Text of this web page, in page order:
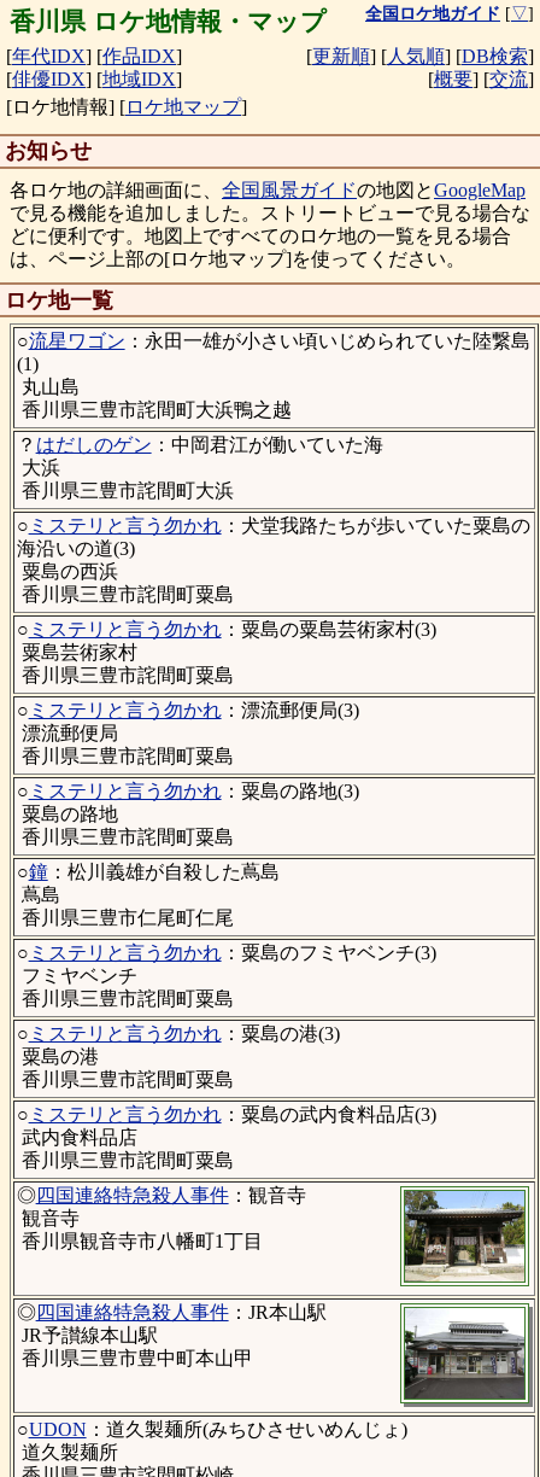
香川県 ロケ地情報・マップ 全国ロケ地ガイド [▽]
[年代IDX] [作品IDX]
[俳優IDX] [地域IDX]
[更新順] [人気順] [DB検索]
[概要] [交流]
[ロケ地情報] [ロケ地マップ]
お知らせ
各ロケ地の詳細画面に、 全国風景ガイドの地図とGoogleMap
で見る機能を追加しました。ストリートビューで見る場合な
どに便利です。地図上ですべてのロケ地の一覧を見る場合
は、ページ上部の[ロケ地マップ]を使ってください。
ロケ地一覧
○流星ワゴン ：永田一雄が小さい頃いじめられていた陸繋島
(1)
丸山島
香川県三豊市詫間町大浜鴨之越
？ はだしのゲン ：中岡君江が働いていた海
大浜
香川県三豊市詫間町大浜
○ ミステリと言う勿かれ：犬堂我路たちが歩いていた粟島の
海沿いの道(3)
粟島の西浜
香川県三豊市詫間町粟島
○ ミステリと言う勿かれ：粟島の粟島芸術家村(3)
粟島芸術家村
香川県三豊市詫間町粟島
○ ミステリと言う勿かれ：漂流郵便局(3)
漂流郵便局
香川県三豊市詫間町粟島
○ ミステリと言う勿かれ：粟島の路地(3)
粟島の路地
香川県三豊市詫間町粟島
○鐘：松川義雄が自殺した蔦島
蔦島
香川県三豊市仁尾町仁尾
○ ミステリと言う勿かれ：粟島のフミヤベンチ(3)
フミヤベンチ
香川県三豊市詫間町粟島
○ ミステリと言う勿かれ：粟島の港(3)
粟島の港
香川県三豊市詫間町粟島
○ ミステリと言う勿かれ：粟島の武内食料品店(3)
武内食料品店
香川県三豊市詫間町粟島
◎四国連絡特急殺人事件：観音寺
観音寺
香川県観音寺市八幡町1丁目
◎四国連絡特急殺人事件：JR本山駅
JR予讃線本山駅
香川県三豊市豊中町本山甲
○UDON ：道久製麺所(みちひさせいめんじょ)
道久製麺所